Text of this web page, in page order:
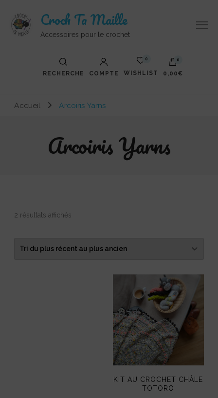
Croch Ta Maille
Accessoires pour le crochet
RECHERCHE COMPTE
0
WISHLIST
0
0,00€
Votre panier est vide.
Accueil Arcoiris Yarns
Arcoiris Yarns
2 résultats affichés
récent
KIT AU CROCHET CHÂLE
TOTORO